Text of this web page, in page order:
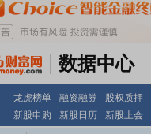
数据中心
龙虎榜单 融资融券 股权质押
新股申购 新股日历 新股上会